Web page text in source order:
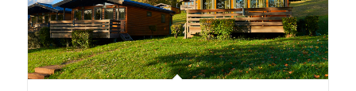
Product Prijs vanaf €
Product Rating